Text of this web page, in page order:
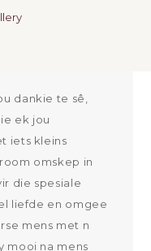
dankie te sê,
ek jou
iets kleins
omskep in
die spesiale
liefde en omgee
mens met n
mooi na mens